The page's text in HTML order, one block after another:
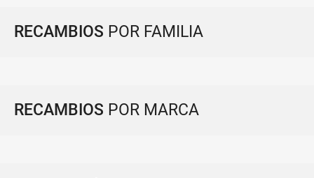
RECAMBIOS POR FAMILIA
RECAMBIOS POR MARCA